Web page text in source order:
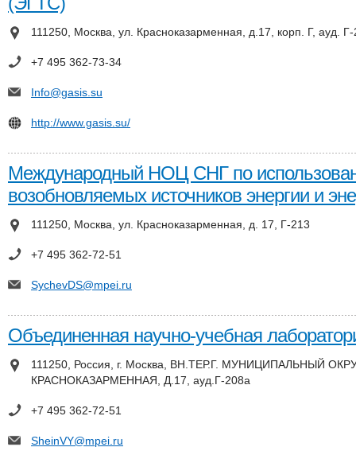
111250, Москва, ул. Красноказарменная, д.17, корп. Г, ауд.
+7 495 362-73-34
Info@gasis.su
http://www.gasis.su/
Международный НОЦ СНГ по
возобновляемых источников энергии и
111250, Москва, ул. Красноказарменная, д. 17, Г-213
+7 495 362-72-51
SychevDS@mpei.ru
Объединенная научно-учебная
111250, Россия, г. Москва, ВН.ТЕР.Г. МУНИЦИПАЛЬНЫЙ
КРАСНОКАЗАРМЕННАЯ, Д.17, ауд.Г-208а
+7 495 362-72-51
SheinVY@mpei.ru